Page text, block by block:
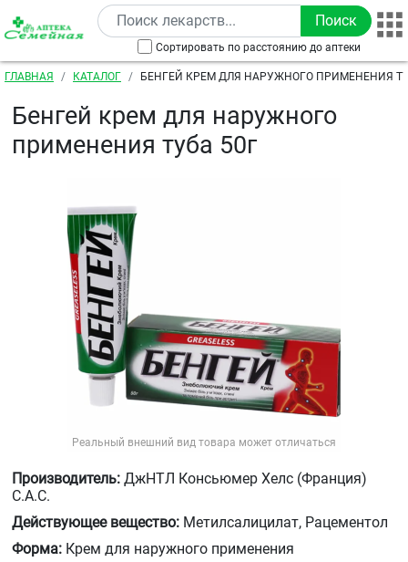
Перейти к основному содержанию
Сортировать по расстоянию до аптеки
Строка навигации
ГЛАВНАЯ КАТАЛОГ БЕНГЕЙ КРЕМ ДЛЯ НАРУЖНОГО ПРИМЕНЕНИЯ
Бенгей крем для наружного
применения туба 50г
Реальный внешний вид товара может отличаться
Производитель: ДжНТЛ Консьюмер Хелс (Франция)
С.А.С.
Действующее вещество: Метилсалицилат, Рацементол
Форма: Крем для наружного применения